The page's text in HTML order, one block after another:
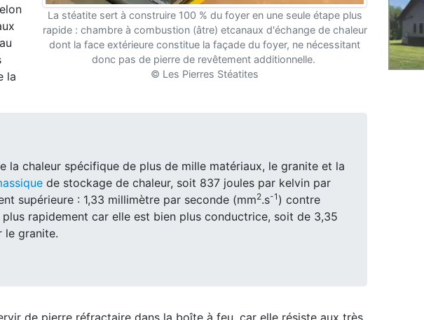
La stéatite sert à construire 100 % du foyer en une seule étape plus
rapide : chambre à combustion (âtre) etcanaux d'échange de chaleur
dont la face extérieure constitue la façade du foyer, ne nécessitant
donc pas de pierre de revêtement additionnelle.
© Les Pierres Stéatites
la
la chaleur spécifique de plus de mille matériaux, le granite et la
de stockage de chaleur, soit 837 joules par kelvin par
supérieure : 1,33 millimètre par seconde (mm2.s-1 ) contre
rapidement car elle est bien plus conductrice, soit de 3,35
le granite.
de pierre réfractaire dans la boîte à feu, car elle résiste aux très